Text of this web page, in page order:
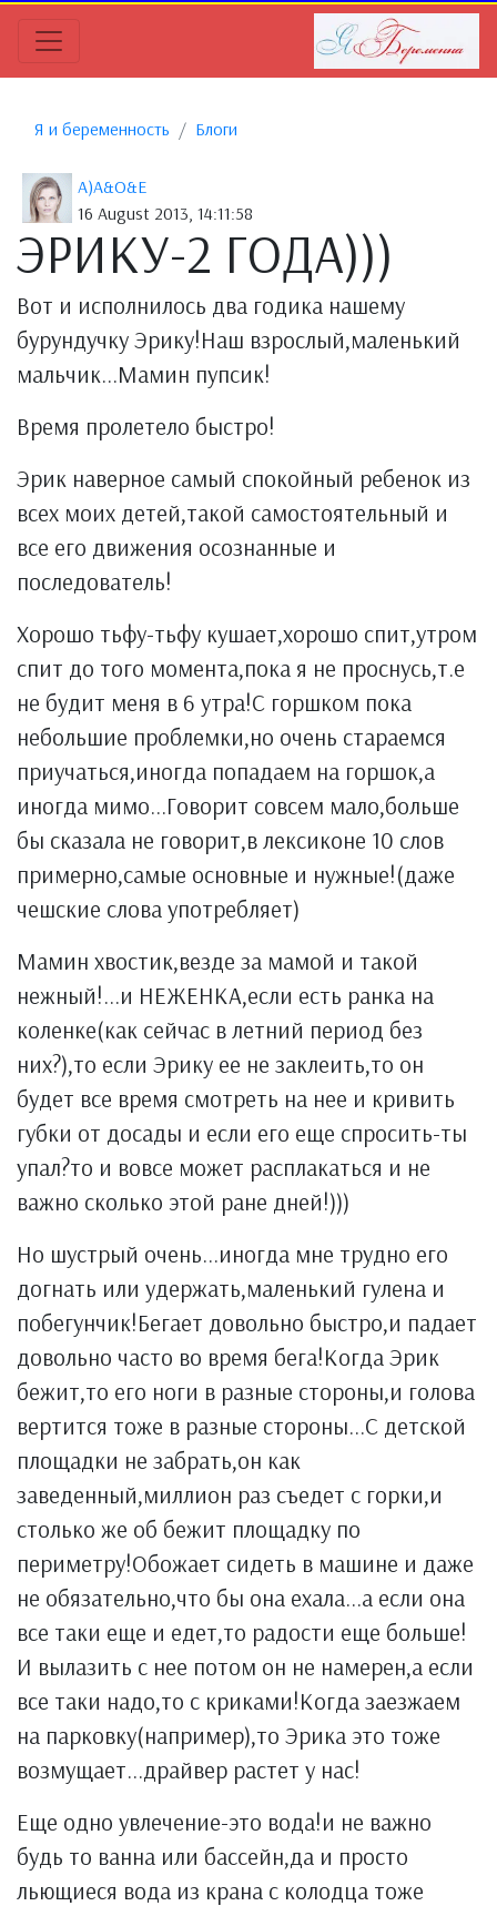
Я и беременность Блоги
A)A&O&E
16 August 2013, 14:11:58
ЭРИКУ-2 ГОДА)))
Вот и исполнилось два годика нашему
бурундучку Эрику!Наш взрослый,маленький
мальчик...Мамин пупсик!
Время пролетело быстро!
Эрик наверное самый спокойный ребенок из
всех моих детей,такой самостоятельный и
все его движения осознанные и
последователь!
Хорошо тьфу-тьфу кушает,хорошо спит,утром
спит до того момента,пока я не проснусь,т.е
не будит меня в 6 утра!С горшком пока
небольшие проблемки,но очень стараемся
приучаться,иногда попадаем на горшок,а
иногда мимо...Говорит совсем мало,больше
бы сказала не говорит,в лексиконе 10 слов
примерно,самые основные и нужные!(даже
чешские слова употребляет)
Мамин хвостик,везде за мамой и такой
нежный!...и НЕЖЕНКА,если есть ранка на
коленке(как сейчас в летний период без
них?),то если Эрику ее не заклеить,то он
будет все время смотреть на нее и кривить
губки от досады и если его еще спросить-ты
упал?то и вовсе может расплакаться и не
важно сколько этой ране дней!)))
Но шустрый очень...иногда мне трудно его
догнать или удержать,маленький гулена и
побегунчик!Бегает довольно быстро,и падает
довольно часто во время бега!Когда Эрик
бежит,то его ноги в разные стороны,и голова
вертится тоже в разные стороны...С детской
площадки не забрать,он как
заведенный,миллион раз съедет с горки,и
столько же об бежит площадку по
периметру!Обожает сидеть в машине и даже
не обязательно,что бы она ехала...а если она
все таки еще и едет,то радости еще больше!
И вылазить с нее потом он не намерен,а если
все таки надо,то с криками!Когда заезжаем
на парковку(например),то Эрика это тоже
возмущает...драйвер растет у нас!
Еще одно увлечение-это вода!и не важно
будь то ванна или бассейн,да и просто
льющиеся вода из крана с колодца тоже